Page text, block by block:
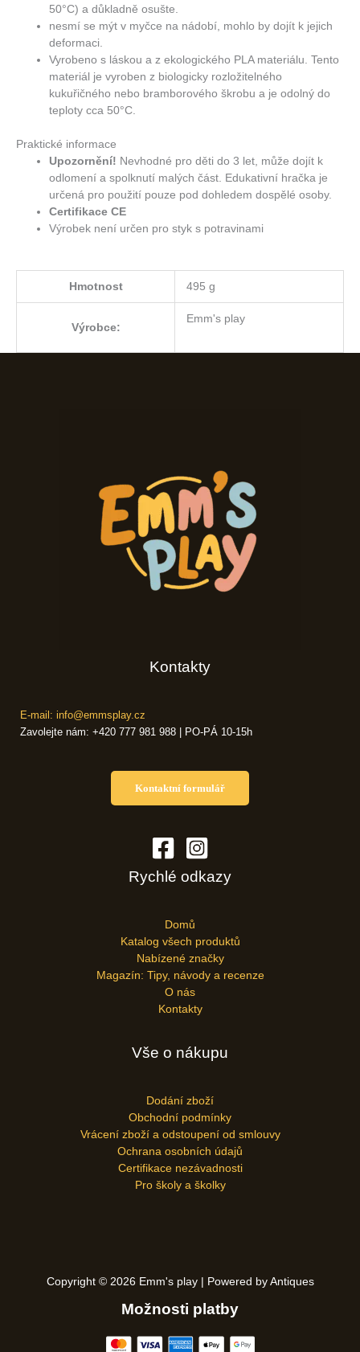
50°C) a důkladně osušte.
nesmí se mýt v myčce na nádobí, mohlo by dojít k jejich
deformaci.
Vyrobeno s láskou a z ekologického PLA materiálu. Tento
materiál je vyroben z biologicky rozložitelného
kukuřičného nebo bramborového škrobu a je odolný do
teploty cca 50°C.
Praktické informace
Upozornění! Nevhodné pro děti do 3 let, může dojít k
odlomení a spolknutí malých část. Edukativní hračka je
určená pro použití pouze pod dohledem dospělé osoby.
Certifikace CE
Výrobek není určen pro styk s potravinami
Hmotnost 495 g
Výrobce:
Emm's play
Kontakty
E-mail: info@emmsplay.cz
Zavolejte nám: +420 777 981 988 | PO-PÁ 10-15h
Kontaktní formulář
Rychlé odkazy
Domů
Katalog všech produktů
Nabízené značky
Magazín: Tipy, návody a recenze
O nás
Kontakty
Vše o nákupu
Dodání zboží
Obchodní podmínky
Vrácení zboží a odstoupení od smlouvy
Ochrana osobních údajů
Certifikace nezávadnosti
Pro školy a školky
Copyright © 2026 Emm's play | Powered by Antiques
Možnosti platby